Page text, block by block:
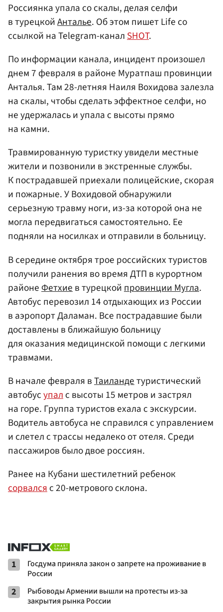
Россиянка упала со скалы, делая селфи
в турецкойАнталье. Об этом пишет Life со
ссылкой на Telegram-каналSHOT.
По информации канала, инцидент произошел
днем 7 февраля в районе Муратпаш провинции
Анталья. Там 28-летняя Наиля Вохидова залезла
на скалы, чтобы сделать эффектное селфи, но
не удержалась и упала с высоты прямо
на камни.
Травмированную туристку увидели местные
жители и позвонили в экстренные службы.
К пострадавшей приехали полицейские, скорая
и пожарные. У Вохидовой обнаружили
серьезную травму ноги, из-за которой она не
могла передвигаться самостоятельно. Ее
подняли на носилках и отправили в больницу.
В середине октября трое российских туристов
получили ранения во время ДТП в курортном
районе Фетхие в турецкой провинции Мугла.
Автобус перевозил 14 отдыхающих из России
в аэропорт Даламан. Все пострадавшие были
доставлены в ближайшую больницу
для оказания медицинской помощи с легкими
травмами.
В начале февраля вТаиландетуристический
автобусупалс высоты 15 метров и застрял
на горе. Группа туристов ехала с экскурсии.
Водитель автобуса не справился с управлением
и слетел с трассы недалеко от отеля. Среди
пассажиров было двое россиян.
Ранее на Кубани шестилетний ребенок
сорвалсяс 20-метрового склона.
1
Госдума приняла закон о запрете на проживание в
России
2
Рыбоводы Армении вышли на протесты из-за
закрытия рынка России